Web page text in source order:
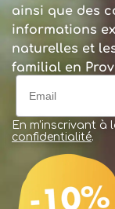
ainsi que des
informations
naturelles et
familial en
En m'inscrivant à
confidentialité.